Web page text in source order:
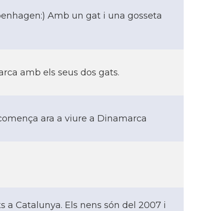
Amb un gat i una gosseta
amb els seus dos gats.
ara a viure a Dinamarca
Catalunya. Els nens són del 2007 i